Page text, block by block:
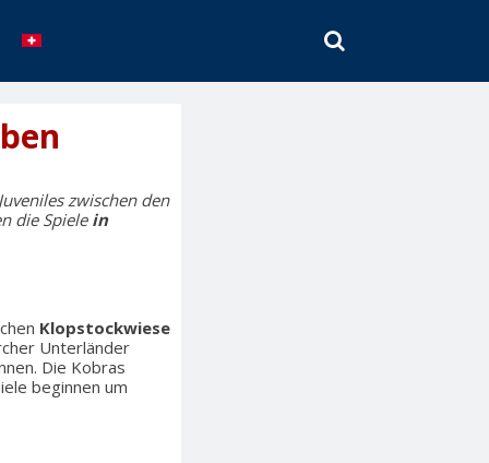
SEARCH
zwischen den
die Spiele in
Klopstockwiese
Unterländer
Die Kobras
beginnen um